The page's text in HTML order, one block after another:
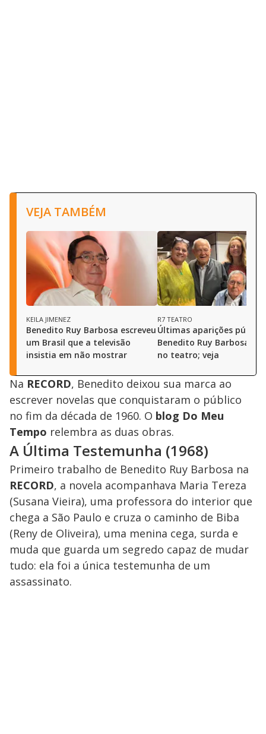
VEJA TAMBÉM
KEILA JIMENEZ
Benedito Ruy Barbosa escreveu
um Brasil que a televisão
insistia em não mostrar
R7 TEATRO
Últimas aparições
Benedito Ruy Barbosa
no teatro; veja
Na RECORD, Benedito deixou sua marca ao
escrever novelas que conquistaram o público
no fim da década de 1960. O blog Do Meu
Tempo relembra as duas obras.
A Última Testemunha (1968)
Primeiro trabalho de Benedito Ruy Barbosa na
RECORD, a novela acompanhava Maria Tereza
(Susana Vieira), uma professora do interior que
chega a São Paulo e cruza o caminho de Biba
(Reny de Oliveira), uma menina cega, surda e
muda que guarda um segredo capaz de mudar
tudo: ela foi a única testemunha de um
assassinato.